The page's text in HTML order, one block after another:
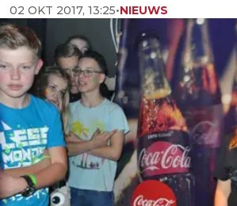
02 OKT 2017, 13:25•NIEUWS